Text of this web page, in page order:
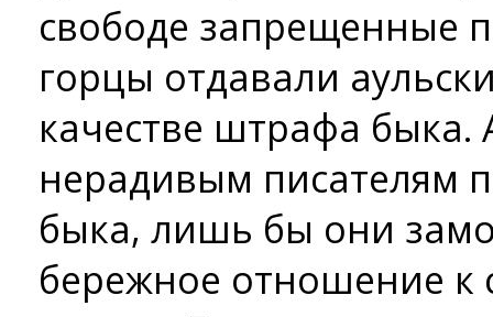
свободе запрещенные
горцы отдавали
качестве штрафа быка.
нерадивым писателям
быка, лишь бы они
бережное отношение к